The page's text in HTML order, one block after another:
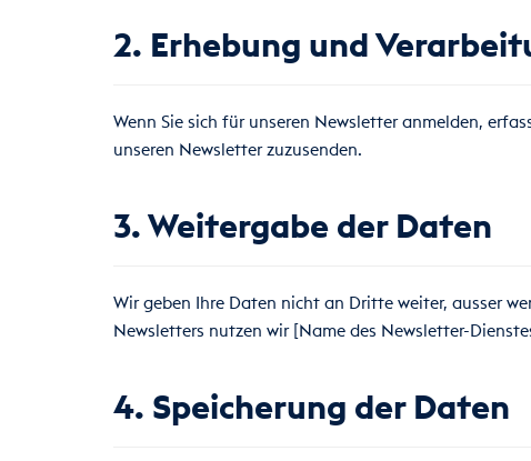
2. Erhebung und
Wenn Sie sich für unseren Newsletter anmelden,
unseren Newsletter zuzusenden.
3. Weitergabe der Daten
Wir geben Ihre Daten nicht an Dritte weiter, ausser
Newsletters nutzen wir [Name des Newsletter-
4. Speicherung der Daten